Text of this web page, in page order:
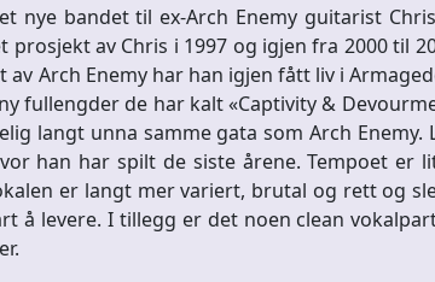
nye bandet til ex-Arch Enemy guitarist
prosjekt av Chris i 1997 og igjen fra 2000 til
av Arch Enemy har han igjen fått liv i
fullengder de har kalt «Captivity &
langt unna samme gata som Arch
han har spilt de siste årene. Tempoet er
er langt mer variert, brutal og rett og
å levere. I tillegg er det noen clean